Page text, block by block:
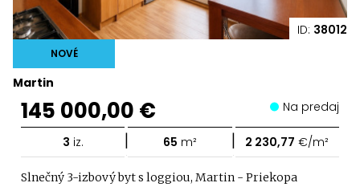
ID: 38012
Martin
NOVÉ
145 000,00 € Na predaj
3 iz. | 65 m² | 2 230,77 €/m²
Slnečný 3-izbový byt s loggiou, Martin - Priekopa